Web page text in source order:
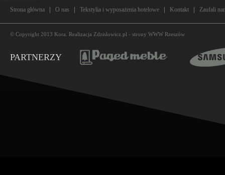
Strona główna O nas Tekstylia i wyposażenia hotelowe Kontakt Zaufali
© Copyright 2013 Kora . Realizacja Zdzislowicz.pl - strony WWW Rzeszów
PARTNERZY